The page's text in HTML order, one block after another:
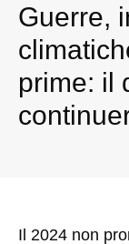
Guerre,
prime: il
Il 2024 non